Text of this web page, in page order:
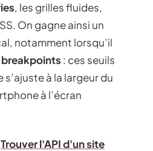
, les grilles fluides,
On gagne ainsi un
notamment lorsqu’il
breakpoints : ces seuils
s’ajuste à la largeur du
à l’écran
Trouver l'API d'un site